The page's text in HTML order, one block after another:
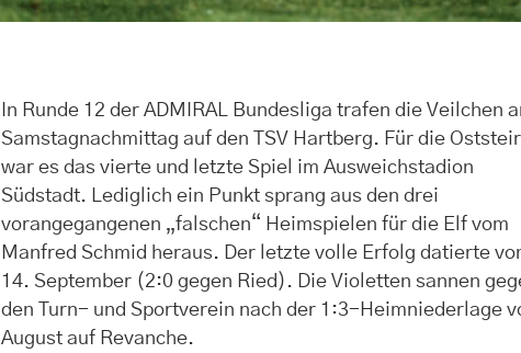
In Runde 12 der ADMIRAL Bundesliga trafen die Veilchen
Samstagnachmittag auf den TSV Hartberg. Für die
war es das vierte und letzte Spiel im Ausweichstadion
Südstadt. Lediglich ein Punkt sprang aus den drei
vorangegangenen „falschen“ Heimspielen für die Elf vom
Manfred Schmid heraus. Der letzte volle Erfolg datierte
14. September (2:0 gegen Ried). Die Violetten sannen
den Turn- und Sportverein nach der 1:3-Heimniederlage
August auf Revanche.